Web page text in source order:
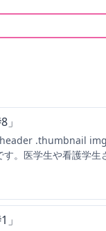
.thumbnail
。医学生や看護学生